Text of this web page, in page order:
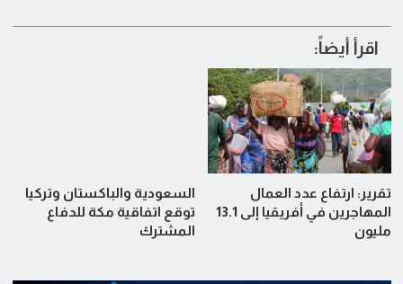
اقرأ أيضاً:
تقرير: ارتفاع عدد العمال
المهاجرين في أفريقيا إلى 13.1
مليون
السعودية والباكستان وتركيا
توقع اتفاقية مكة للدفاع
المشترك